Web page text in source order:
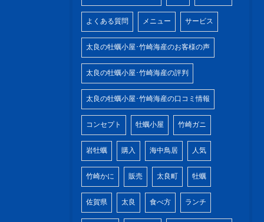
よくある質問 メニュー サービス
太良の牡蠣小屋･竹崎海産のお客様の声
太良の牡蠣小屋･竹崎海産の評判
太良の牡蠣小屋･竹崎海産の口コミ情報
コンセプト 牡蠣小屋 竹崎ガニ
岩牡蠣 購入 海中鳥居 人気
竹崎かに 販売 太良町 牡蠣
佐賀県 太良 食べ方 ランチ